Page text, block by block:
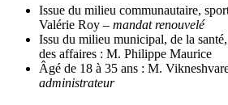
Issue du milieu communautaire,
Valérie Roy – mandat renouvelé
Issu du milieu municipal, de la
des affaires : M. Philippe Maurice
Âgé de 18 à 35 ans : M.
administrateur